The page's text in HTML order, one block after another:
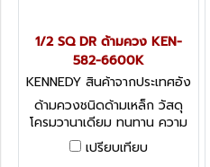
1/2 SQ DR ด้ามควง KEN-
582-6600K
KENNEDY สินค้าจากประเทศอัง
กฤษ-1
ด้ามควงชนิดด้ามเหล็ก วัสดุ
โครมวานาเดียม ทนทาน ความ
ยาว 425 มม. Kennedy
Speed Braces, 1/2
เปรียบเทียบ